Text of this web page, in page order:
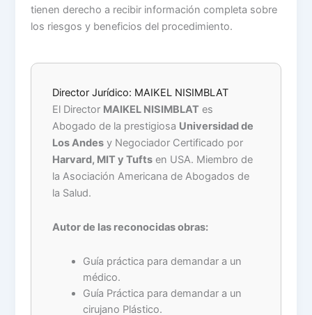
tienen derecho a recibir información completa sobre
los riesgos y beneficios del procedimiento.
Director Jurídico: MAIKEL NISIMBLAT
El Director MAIKEL NISIMBLAT es
Abogado de la prestigiosa Universidad de
Los Andes y Negociador Certificado por
Harvard, MIT y Tufts en USA. Miembro de
la Asociación Americana de Abogados de
la Salud.
Autor de las reconocidas obras:
Guía práctica para demandar a un
médico.
Guía Práctica para demandar a un
cirujano Plástico.